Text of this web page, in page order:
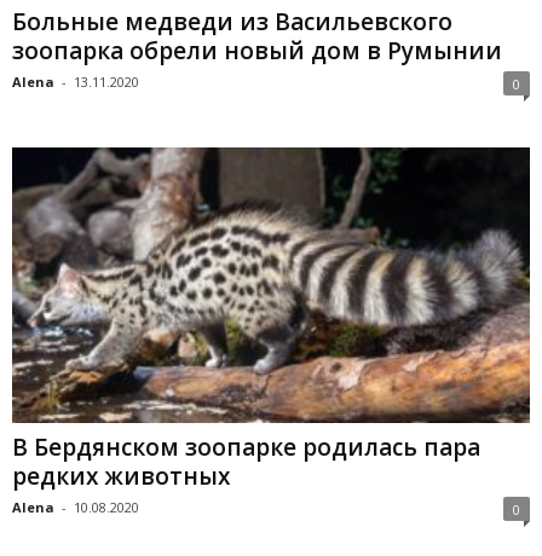
Больные медведи из Васильевского
зоопарка обрели новый дом в Румынии
Alena - 13.11.2020 0
В Бердянском зоопарке родилась пара
редких животных
Alena - 10.08.2020 0